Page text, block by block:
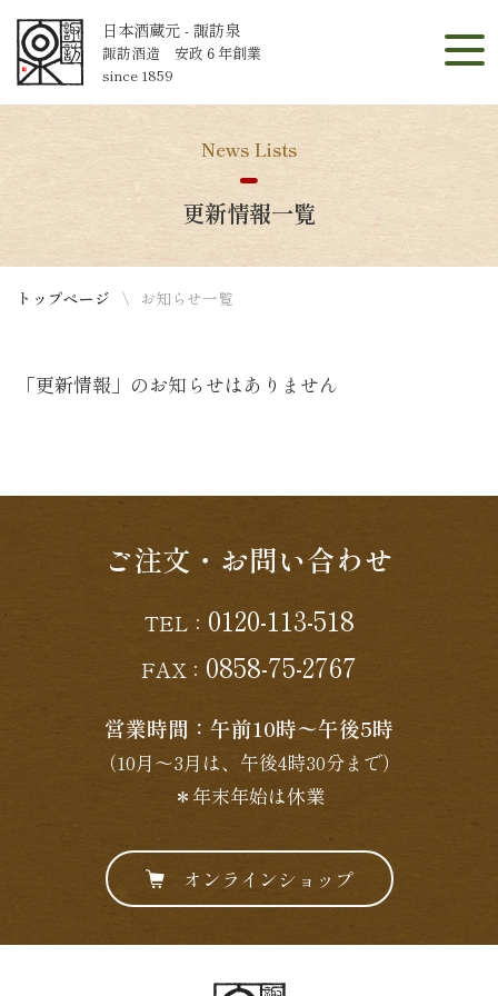
日本酒蔵元 - 諏訪泉
諏訪酒造 安政６年創業
since 1859
News Lists
更新情報一覧
トップページ お知らせ一覧
「更新情報」のお知らせはありません
ご注文・お問い合わせ
TEL： 0120-113-518
FAX： 0858-75-2767
営業時間：午前10時〜午後5時
（10月〜3月は、午後4時30分まで）
＊年末年始は休業
オンラインショップ